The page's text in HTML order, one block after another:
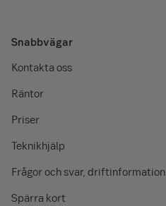
Snabbvägar
Kontakta oss
Räntor
Priser
Teknikhjälp
Frågor och svar, driftinformation
Spärra kort